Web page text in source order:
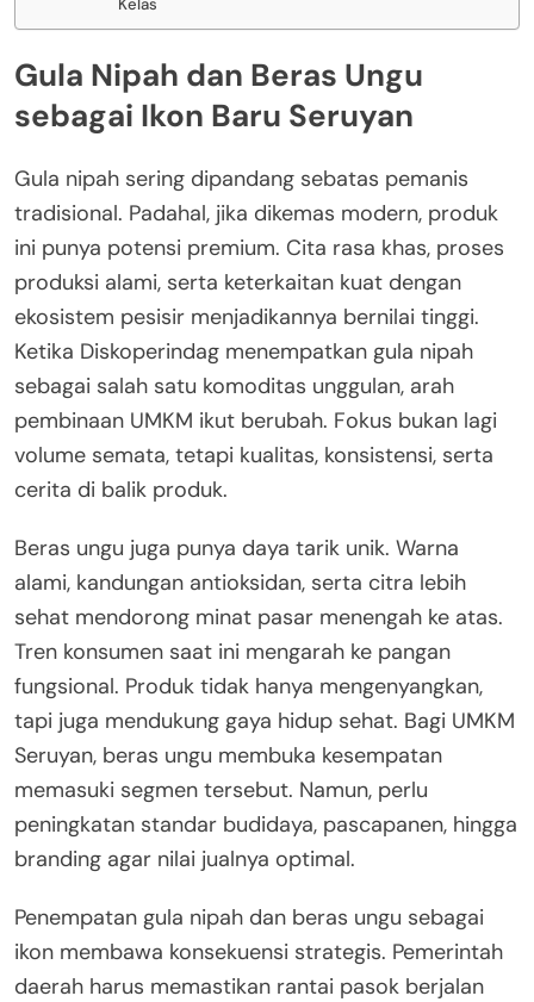
Gula Nipah dan Beras Ungu
sebagai Ikon Baru Seruyan
Gula nipah sering dipandang sebatas pemanis
tradisional. Padahal, jika dikemas modern, produk
ini punya potensi premium. Cita rasa khas, proses
produksi alami, serta keterkaitan kuat dengan
ekosistem pesisir menjadikannya bernilai tinggi.
Ketika Diskoperindag menempatkan gula nipah
sebagai salah satu komoditas unggulan, arah
pembinaan UMKM ikut berubah. Fokus bukan lagi
volume semata, tetapi kualitas, konsistensi, serta
cerita di balik produk.
Beras ungu juga punya daya tarik unik. Warna
alami, kandungan antioksidan, serta citra lebih
sehat mendorong minat pasar menengah ke atas.
Tren konsumen saat ini mengarah ke pangan
fungsional. Produk tidak hanya mengenyangkan,
tapi juga mendukung gaya hidup sehat. Bagi UMKM
Seruyan, beras ungu membuka kesempatan
memasuki segmen tersebut. Namun, perlu
peningkatan standar budidaya, pascapanen, hingga
branding agar nilai jualnya optimal.
Penempatan gula nipah dan beras ungu sebagai
ikon membawa konsekuensi strategis. Pemerintah
daerah harus memastikan rantai pasok berjalan